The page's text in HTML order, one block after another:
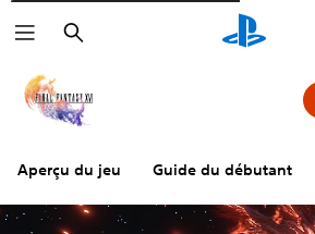
Rechercher
Aperçu du jeu Guide du débutant